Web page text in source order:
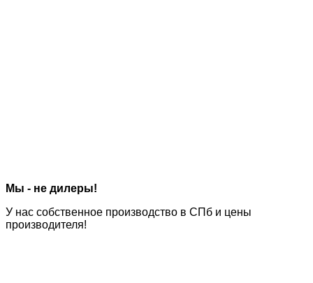
Мы - не дилеры!
У нас собственное производство в СПб и цены
производителя!